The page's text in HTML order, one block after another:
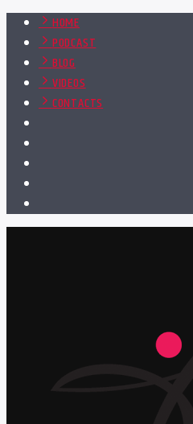
HOME
PODCAST
BLOG
VIDEOS
CONTACTS